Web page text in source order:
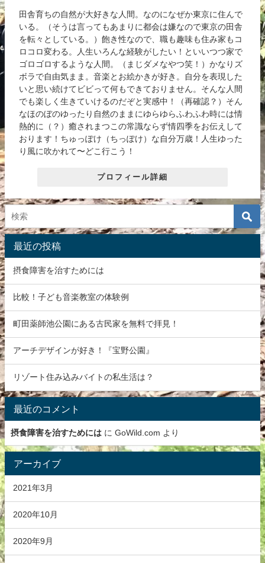
田舎育ちの自然が大好きな人間。なのになぜか東京に住んで
いる。（そうは言ってもあまりに都会は嫌なので東京の田舎
を転々としている。）飽き性なので、職も趣味も住み家もコ
ロコロ変わる。人生いろんな経験がしたい！といいつつ家で
ゴロゴロするような人間。（まじダメなやつ笑！）かなりズ
ボラで自由気まま。音楽とお絵かきが好き。自分を表現した
いと思い続けてビビって何もできておりません。そんな人間
でも楽しく生きていけるのだぞと実感中！（再確認？）そん
なほのぼのゆったり自然のままにゆらゆらふわふわ時には情
熱的に（？）癒されまつこの常識ならず情四季をお伝えして
おります！ちゅっぽけ（ちっぽけ）な自分万歳！人生ゆった
り風に吹かれて〜どこ行こう！
プロフィール詳細
最近の投稿
摂食障害を治すためには
比較！子ども音楽教室の体験例
町田薬師池公園にある古民家を無料で拝見！
アーチデザインが好き！『宝野公園』
リゾート住み込みバイトの私生活は？
最近のコメント
摂食障害を治すためには に GoWild.com より
アーカイブ
2021年3月
2020年10月
2020年9月